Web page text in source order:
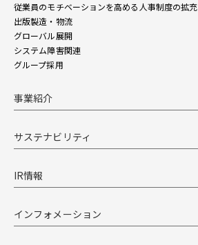
従業員のモチベーションを高める人事制度の拡充
出版製造・物流
グローバル展開
システム障害関連
グループ採用
事業紹介
サステナビリティ
IR情報
インフォメーション